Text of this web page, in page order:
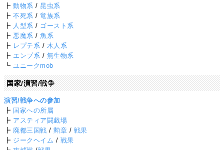
┣動物系 / 昆虫系
┣不死系 /竜族系
┣ 人型系 / ゴースト系
┣ 悪魔系 /魚系
┣ レプテ系 / 木人系
┣ エンブ系 / 無生物系
┗ ユニークmob
国家/演習/戦争
演習/戦争への参加
┣ 国家への所属
┣ アスティア闘戯場
┣ 廃都三国戦 /勲章 / 戦果
┣ ジークヘイム / 戦果